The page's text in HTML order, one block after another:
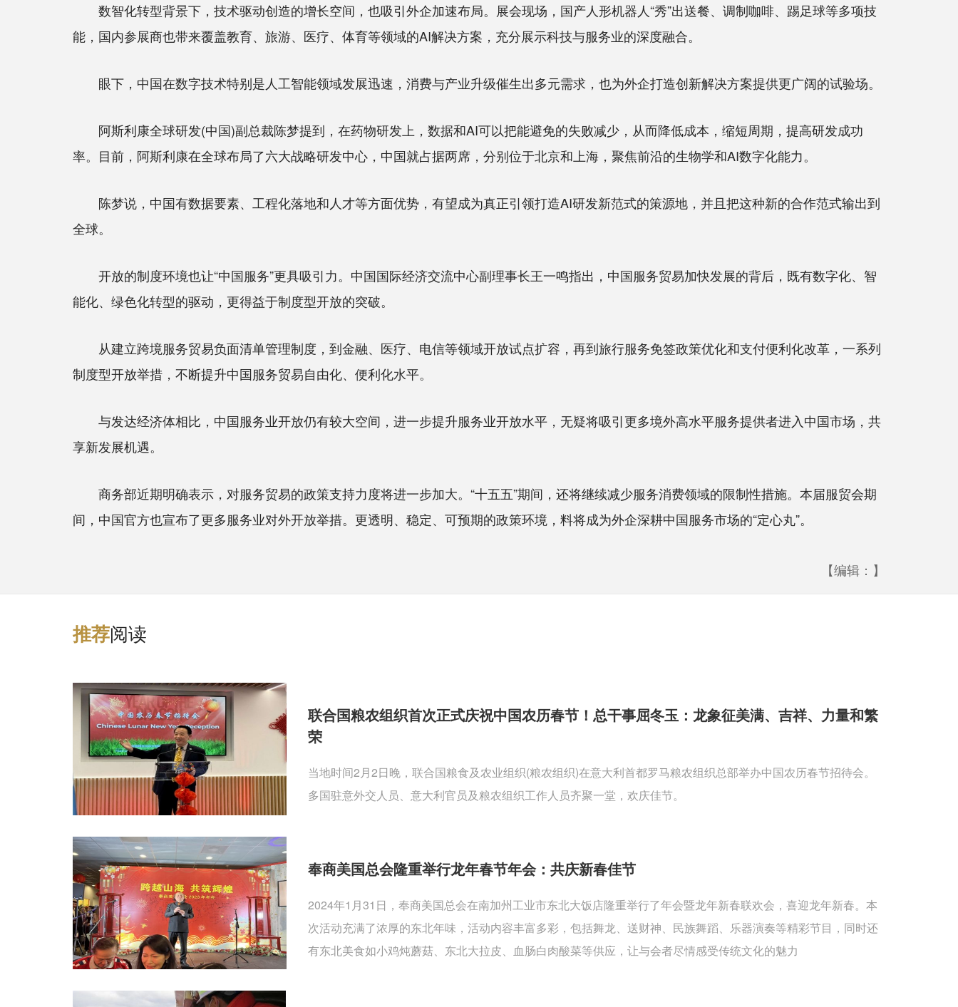
数智化转型背景下，技术驱动创造的增长空间，也吸引外企加速布局。展会现场，国产人形机器人“秀”出送餐、调制咖啡、踢足球等多项技
能，国内参展商也带来覆盖教育、旅游、医疗、体育等领域的AI解决方案，充分展示科技与服务业的深度融合。
眼下，中国在数字技术特别是人工智能领域发展迅速，消费与产业升级催生出多元需求，也为外企打造创新解决方案提供更广阔的试验场。
阿斯利康全球研发(中国)副总裁陈梦提到，在药物研发上，数据和AI可以把能避免的失败减少，从而降低成本，缩短周期，提高研发成功
率。目前，阿斯利康在全球布局了六大战略研发中心，中国就占据两席，分别位于北京和上海，聚焦前沿的生物学和AI数字化能力。
陈梦说，中国有数据要素、工程化落地和人才等方面优势，有望成为真正引领打造AI研发新范式的策源地，并且把这种新的合作范式输出到
全球。
开放的制度环境也让“中国服务”更具吸引力。中国国际经济交流中心副理事长王一鸣指出，中国服务贸易加快发展的背后，既有数字化、智
能化、绿色化转型的驱动，更得益于制度型开放的突破。
从建立跨境服务贸易负面清单管理制度，到金融、医疗、电信等领域开放试点扩容，再到旅行服务免签政策优化和支付便利化改革，一系列
制度型开放举措，不断提升中国服务贸易自由化、便利化水平。
与发达经济体相比，中国服务业开放仍有较大空间，进一步提升服务业开放水平，无疑将吸引更多境外高水平服务提供者进入中国市场，共
享新发展机遇。
商务部近期明确表示，对服务贸易的政策支持力度将进一步加大。“十五五”期间，还将继续减少服务消费领域的限制性措施。本届服贸会期
间，中国官方也宣布了更多服务业对外开放举措。更透明、稳定、可预期的政策环境，料将成为外企深耕中国服务市场的“定心丸”。
【编辑：】
推荐阅读
联合国粮农组织首次正式庆祝中国农历春节！总干事屈冬玉：龙象征美满、吉祥、力量和繁
荣
当地时间2月2日晚，联合国粮食及农业组织(粮农组织)在意大利首都罗马粮农组织总部举办中国农历春节招待会。
多国驻意外交人员、意大利官员及粮农组织工作人员齐聚一堂，欢庆佳节。
奉商美国总会隆重举行龙年春节年会：共庆新春佳节
2024年1月31日，奉商美国总会在南加州工业市东北大饭店隆重举行了年会暨龙年新春联欢会，喜迎龙年新春。本
次活动充满了浓厚的东北年味，活动内容丰富多彩，包括舞龙、送财神、民族舞蹈、乐器演奏等精彩节目，同时还
有东北美食如小鸡炖蘑菇、东北大拉皮、血肠白肉酸菜等供应，让与会者尽情感受传统文化的魅力